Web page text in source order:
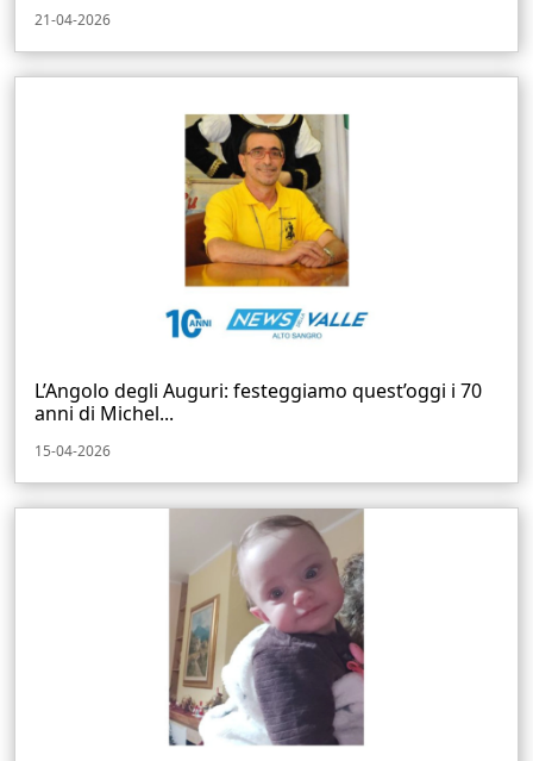
21-04-2026
L’Angolo degli Auguri: festeggiamo quest’oggi i 70
anni di Michel...
15-04-2026